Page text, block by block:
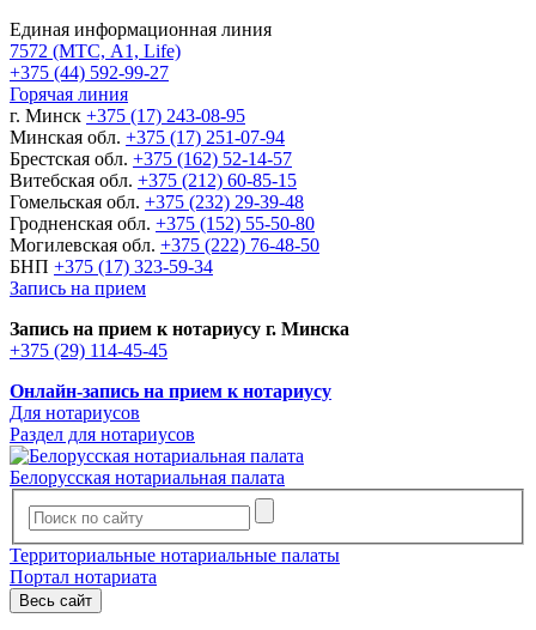
Единая информационная линия
7572 (МТС, A1, Life)
+375 (44) 592-99-27
Горячая линия
г. Минск +375 (17) 243-08-95
Минская обл. +375 (17) 251-07-94
Брестская обл. +375 (162) 52-14-57
Витебская обл. +375 (212) 60-85-15
Гомельская обл. +375 (232) 29-39-48
Гродненская обл. +375 (152) 55-50-80
Могилевская обл. +375 (222) 76-48-50
БНП +375 (17) 323-59-34
Запись на прием
Запись на прием к нотариусу г. Минска
+375 (29) 114-45-45
Онлайн-запись на прием к нотариусу
Для нотариусов
Раздел для нотариусов
Белорусская нотариальная палата
Территориальные нотариальные палаты
Портал нотариата
Весь сайт